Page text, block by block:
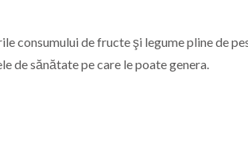
consumului de fructe şi legume pline de
de sănătate pe care le poate genera.